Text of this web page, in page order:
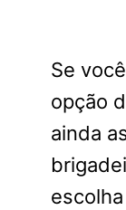
Se
opção
ainda